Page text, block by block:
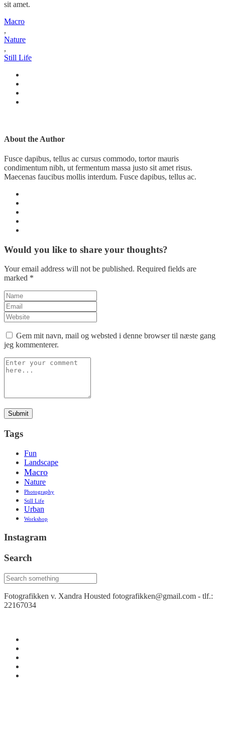
sit amet.
Macro
,
Nature
,
Still Life
About the Author
Fusce dapibus, tellus ac cursus commodo, tortor mauris
condimentum nibh, ut fermentum massa justo sit amet risus.
Maecenas faucibus mollis interdum. Fusce dapibus, tellus ac.
Would you like to share your thoughts?
Your email address will not be published. Required fields are
marked *
Gem mit navn, mail og websted i denne browser til næste gang
jeg kommenterer.
Tags
Fun
Landscape
Macro
Nature
Photography
Still Life
Urban
Workshop
Instagram
Search
Fotografikken v. Xandra Housted fotografikken@gmail.com - tlf.:
22167034